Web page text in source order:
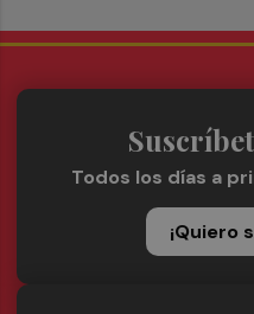
Todos los días a
¡Quiero